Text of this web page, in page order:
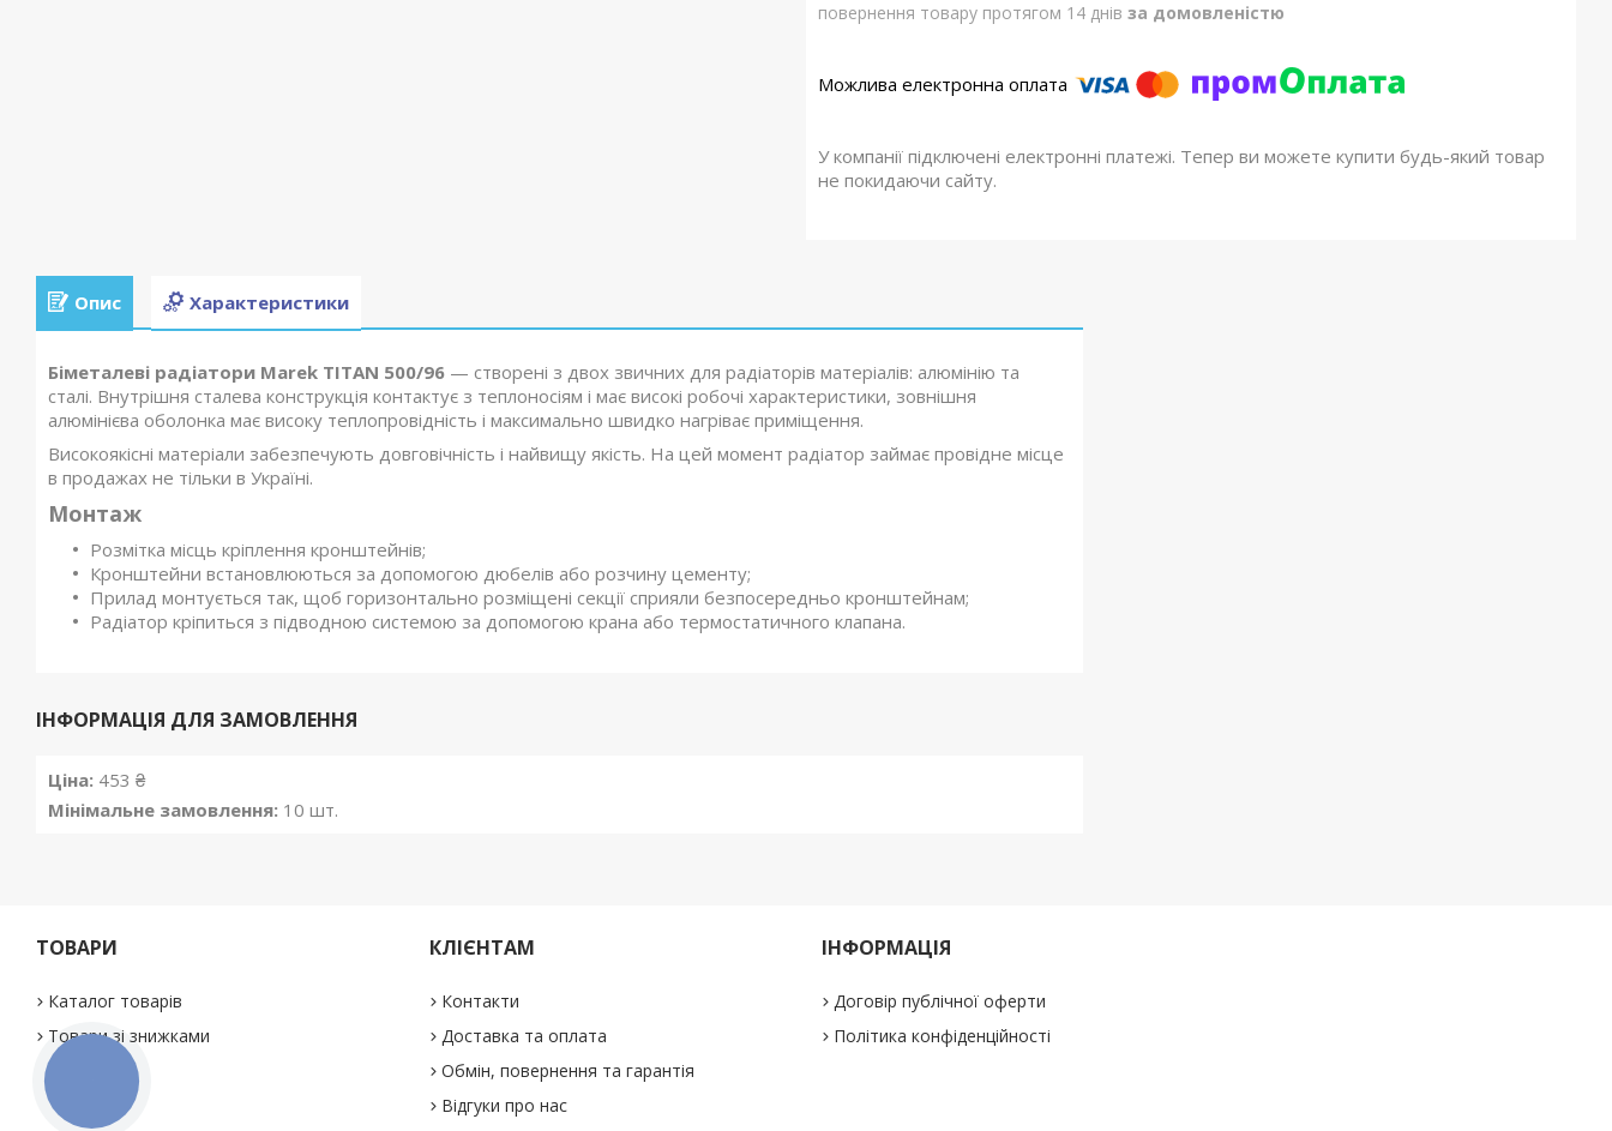
повернення товару протягом 14 днів за домовленістю
У компанії підключені електронні платежі. Тепер ви можете купити будь-який товар
не покидаючи сайту.
Опис Характеристики
Біметалеві радіатори Marek TITAN 500/96 — створені з двох звичних для радіаторів матеріалів: алюмінію та
сталі. Внутрішня сталева конструкція контактує з теплоносіям і має високі робочі характеристики, зовнішня
алюмінієва оболонка має високу теплопровідність і максимально швидко нагріває приміщення.
Високоякісні матеріали забезпечують довговічність і найвищу якість. На цей момент радіатор займає провідне місце
в продажах не тільки в Україні.
Монтаж
Розмітка місць кріплення кронштейнів;
Кронштейни встановлюються за допомогою дюбелів або розчину цементу;
Прилад монтується так, щоб горизонтально розміщені секції сприяли безпосередньо кронштейнам;
Радіатор кріпиться з підводною системою за допомогою крана або термостатичного клапана.
ІНФОРМАЦІЯ ДЛЯ ЗАМОВЛЕННЯ
Ціна: 453 ₴
Мінімальне замовлення: 10 шт.
ТОВАРИ
Каталог товарів
Товари зі знижками
КЛІЄНТАМ
Контакти
Доставка та оплата
Обмін, повернення та гарантія
Відгуки про нас
ІНФОРМАЦІЯ
Договір публічної оферти
Політика конфіденційності